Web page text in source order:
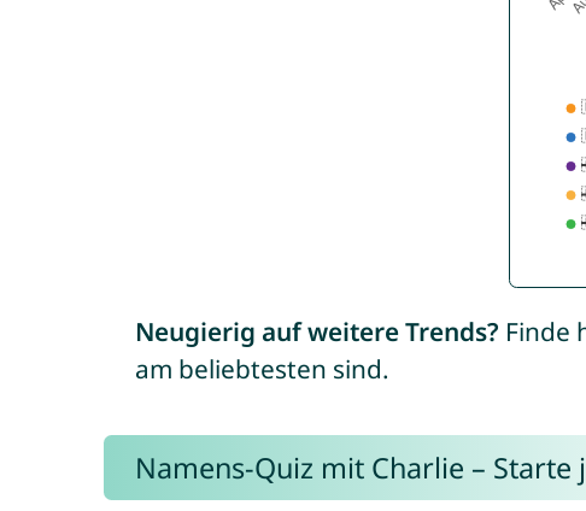
Neugierig auf weitere Trends? Finde
am beliebtesten sind.
Namens-Quiz mit Charlie – Starte